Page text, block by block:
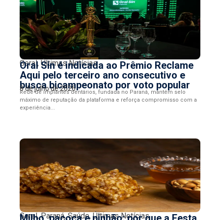
Geral, Últimas Notícias
Oral Sin é indicada ao Prêmio Reclame
Aqui pelo terceiro ano consecutivo e
busca bicampeonato por voto popular
8 de julho de 2026
Rede de implantes dentários, fundada no Paraná, mantém selo
máximo de reputação da plataforma e reforça compromisso com a
experiência...
Geral,Paraná,Saúde, Últimas Notícias